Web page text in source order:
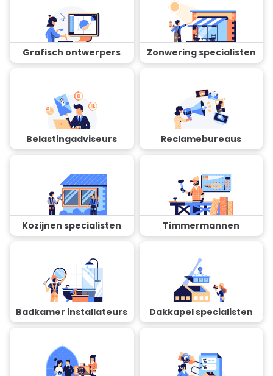
Grafisch ontwerpers Zonwering specialisten
Belastingadviseurs Reclamebureaus
Kozijnen specialisten Timmermannen
Badkamer installateurs Dakkapel specialisten